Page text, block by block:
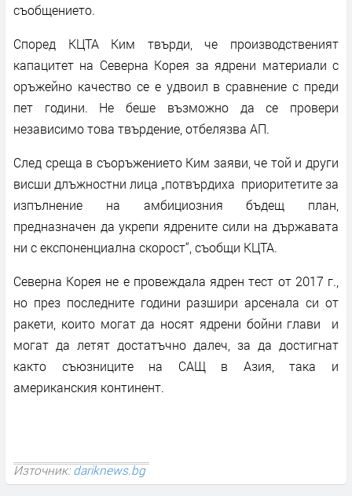
съобщението.
Според KЦТА Ким твърди, че производственият
капацитет на Северна Корея за ядрени материали с
оръжейно качество се е удвоил в сравнение с преди
пет години. Не беше възможно да се провери
независимо това твърдение, отбелязва АП.
След среща в съоръжението Ким заяви, че той и други
висши длъжностни лица „потвърдиха приоритетите за
изпълнение на амбициозния бъдещ план,
предназначен да укрепи ядрените сили на държавата
ни с експоненциална скорост“, съобщи KЦТА.
Северна Корея не е провеждала ядрен тест от 2017 г.,
но през последните години разшири арсенала си от
ракети, които могат да носят ядрени бойни глави и
могат да летят достатъчно далеч, за да достигнат
както съюзниците на САЩ в Азия, така и
американския континент.
Източник:dariknews.bg